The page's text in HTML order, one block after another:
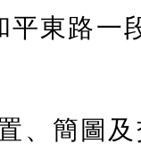
平東路一
、簡圖